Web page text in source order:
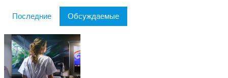
Последние Обсуждаемые